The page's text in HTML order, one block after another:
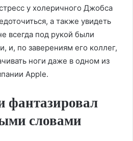
у холеричного Джобса
а также увидеть
всегда под рукой были
и, по заверениям его коллег,
ноги даже в одном из
Apple.
фантазировал
словами